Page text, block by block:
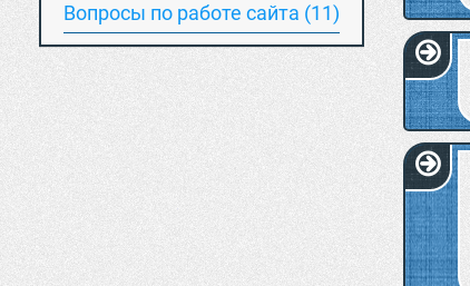
Вопросы по работе сайта (11)